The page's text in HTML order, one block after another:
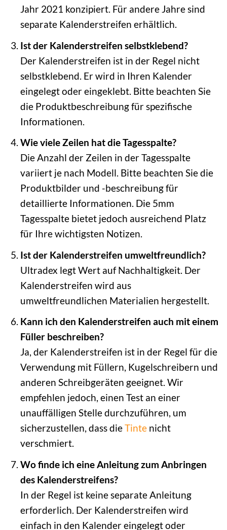
Jahr 2021 konzipiert. Für andere Jahre sind
separate Kalenderstreifen erhältlich.
Ist der Kalenderstreifen selbstklebend?
Der Kalenderstreifen ist in der Regel nicht
selbstklebend. Er wird in Ihren Kalender
eingelegt oder eingeklebt. Bitte beachten Sie
die Produktbeschreibung für spezifische
Informationen.
Wie viele Zeilen hat die Tagesspalte?
Die Anzahl der Zeilen in der Tagesspalte
variiert je nach Modell. Bitte beachten Sie die
Produktbilder und -beschreibung für
detaillierte Informationen. Die 5mm
Tagesspalte bietet jedoch ausreichend Platz
für Ihre wichtigsten Notizen.
Ist der Kalenderstreifen umweltfreundlich?
Ultradex legt Wert auf Nachhaltigkeit. Der
Kalenderstreifen wird aus
umweltfreundlichen Materialien hergestellt.
Kann ich den Kalenderstreifen auch mit einem
Füller beschreiben?
Ja, der Kalenderstreifen ist in der Regel für die
Verwendung mit Füllern, Kugelschreibern und
anderen Schreibgeräten geeignet. Wir
empfehlen jedoch, einen Test an einer
unauffälligen Stelle durchzuführen, um
sicherzustellen, dass dieTintenicht
verschmiert.
Wo finde ich eine Anleitung zum Anbringen
des Kalenderstreifens?
In der Regel ist keine separate Anleitung
erforderlich. Der Kalenderstreifen wird
einfach in den Kalender eingelegt oder